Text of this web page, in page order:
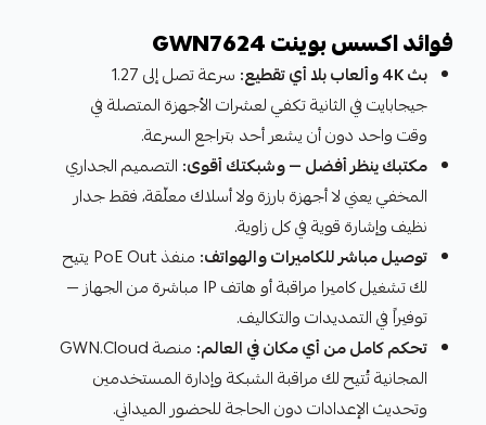
فوائد اكسس بوينت GWN7624
بث 4K وألعاب بلا أي تقطيع:
سرعة تصل إلى 1.27
جيجابايت في الثانية تكفي لعشرات الأجهزة المتصلة في
وقت واحد دون أن يشعر أحد بتراجع السرعة.
مكتبك ينظر أفضل — وشبكتك أقوى: التصميم الجداري
المخفي يعني لا أجهزة بارزة ولا أسلاك معلّقة، فقط جدار
نظيف وإشارة قوية في كل زاوية.
توصيل مباشر للكاميرات والهواتف:
منفذ PoE Out يتيح
لك تشغيل كاميرا مراقبة أو هاتف IP مباشرة من الجهاز —
توفيراً في التمديدات والتكاليف.
تحكم كامل من أي مكان في العالم:
منصة GWN.Cloud
المجانية تُتيح لك مراقبة الشبكة وإدارة المستخدمين
وتحديث الإعدادات دون الحاجة للحضور الميداني.